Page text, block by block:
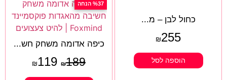
כחול לבן – מ...
₪255
הוספה לסל
%37 הנחה
כיפה אדומה משחק חש...
₪189
₪119